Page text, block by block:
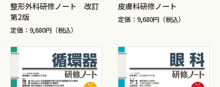
整形外科研修ノート 改訂
第2版
定価：9,680円（税込）
皮膚科研修ノート
定価：9,680円（税込）